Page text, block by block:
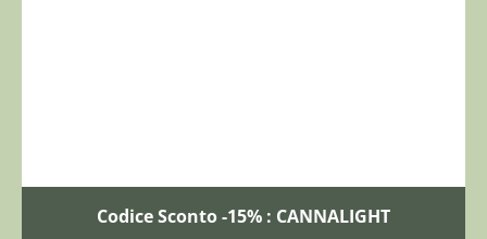
Codice Sconto -15% : CANNALIGHT